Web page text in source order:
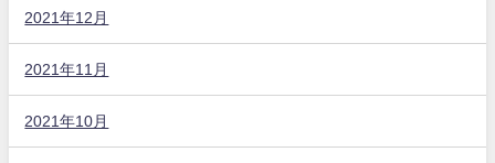
2021年12月
2021年11月
2021年10月